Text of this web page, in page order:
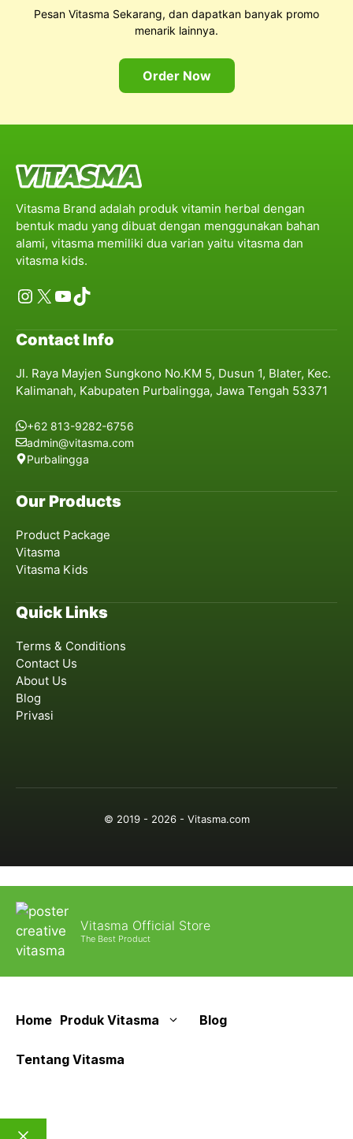
Pesan Vitasma Sekarang, dan dapatkan banyak promo
menarik lainnya.
Order Now
Vitasma Brand adalah produk vitamin herbal dengan
bentuk madu yang dibuat dengan menggunakan bahan
alami, vitasma memiliki dua varian yaitu vitasma dan
vitasma kids.
Instagram
X YouTube
TikTok
Contact Info
Jl. Raya Mayjen Sungkono No.KM 5, Dusun 1, Blater, Kec.
Kalimanah, Kabupaten Purbalingga, Jawa Tengah 53371
+62 813-9282-6756
admin@vitasma.com
Purbalingga
Our Products
Product Package
Vitasma
Vitasma Kids
Quick Links
Terms & Conditions
Contact Us
About Us
Blog
Privasi
© 2019 - 2026 - Vitasma.com
Vitasma Official Store
The Best Product
Home Produk Vitasma Blog
Tentang Vitasma